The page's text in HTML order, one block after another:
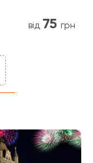
від 75 грн